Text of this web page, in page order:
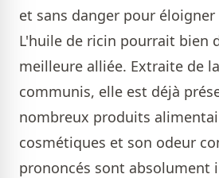
et sans danger pour
L'huile de ricin pourrait bien
meilleure alliée. Extraite de
communis, elle est déjà
nombreux produits
cosmétiques et son odeur
prononcés sont absolument